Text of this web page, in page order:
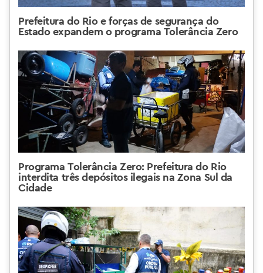
Prefeitura do Rio e forças de segurança do
Estado expandem o programa Tolerância Zero
Programa Tolerância Zero: Prefeitura do Rio
interdita três depósitos ilegais na Zona Sul da
Cidade